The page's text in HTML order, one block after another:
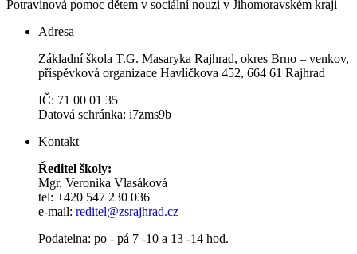
Potravinová pomoc dětem v sociální nouzi v Jihomoravském kraji
Adresa
Základní škola T.G. Masaryka Rajhrad, okres Brno – venkov,
příspěvková organizace Havlíčkova 452, 664 61 Rajhrad
IČ: 71 00 01 35
Datová schránka: i7zms9b
Kontakt
Ředitel školy:
Mgr. Veronika Vlasáková
tel: +420 547 230 036
e-mail: reditel@zsrajhrad.cz
Podatelna: po - pá 7 -10 a 13 -14 hod.